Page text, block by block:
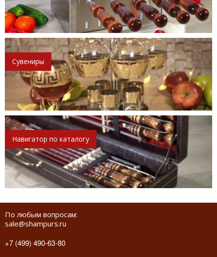
Сувениры
Навигатор по каталогу
По любым вопросам:
sale@shampurs.ru
+7 (499) 490-63-80